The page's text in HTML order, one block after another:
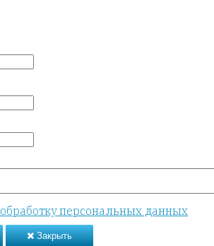
обработку персональных данных
Закрыть